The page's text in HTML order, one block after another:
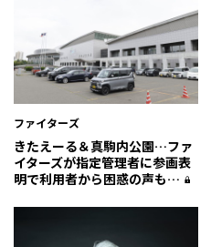
ファイターズ
きたえーる＆真駒内公園…ファ
イターズが指定管理者に参画表
明で利用者から困惑の声も…